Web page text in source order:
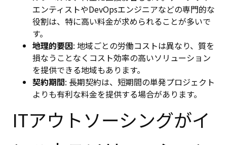
エンティストやDevOpsエンジニアなどの専門的な
役割は、特に高い料金が求められることが多いで
す。
地理的要因: 地域ごとの労働コストは異なり、質を
損なうことなくコスト効率の高いソリューション
を提供できる地域もあります。
契約期間: 長期契約は、短期間の単発プロジェクト
よりも有利な料金を提供する場合があります。
ITアウトソーシングがイ